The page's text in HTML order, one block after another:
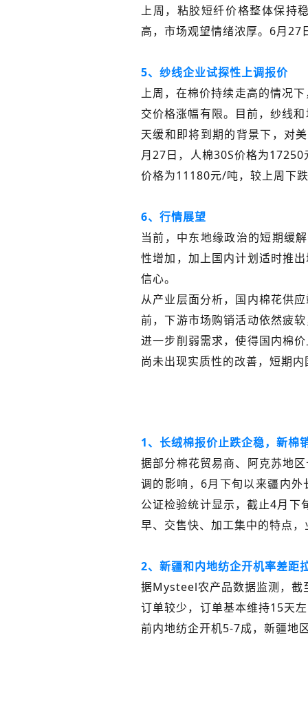
上周，粘胶短纤价格整体保持
高，市场观望情绪浓厚。6月
5、纱线企业试探性上调报价
上周，在棉价持续走高的情况
交价格涨幅有限。目前，纱线
天缓和即将到期的背景下，对
月27日，人棉30S价格为
价格为11180元/吨，较上周下
6、行情展望
当前，中东地缘政治的短期缓
性增加，加上国内计划适时推
信心。
从产业层面分析，国内棉花供
前，下游市场购销活动依然疲
进一步削弱需求，使得国内棉
尚未出现实质性的改善，短期
1、长绒棉报价止跌企稳，新棉
据部分棉花贸易商、阿克苏地
调的影响，6月下旬以来疆内
公证检验统计显示，截止4月
早、交售快、加工集中的特点
2、新疆和内地纺企开机率差距
据Mysteel农产品数据监测，截
订单较少，订单基本维持15天
前内地纺企开机5-7成，新疆地